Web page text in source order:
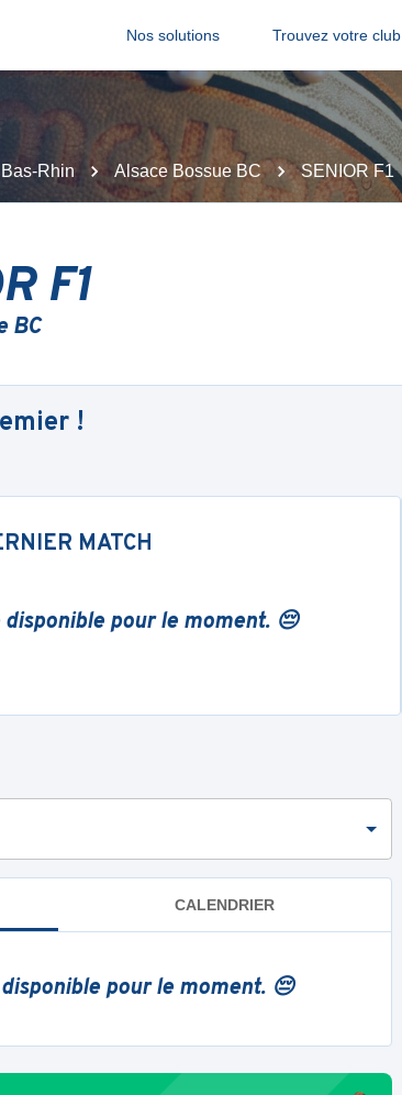
Nos solutions Trouvez votre club
Bas-Rhin Alsace Bossue BC SENIOR F1
F1
BC
!
MATCH
pour le moment. 😔
CALENDRIER
pour le moment. 😔